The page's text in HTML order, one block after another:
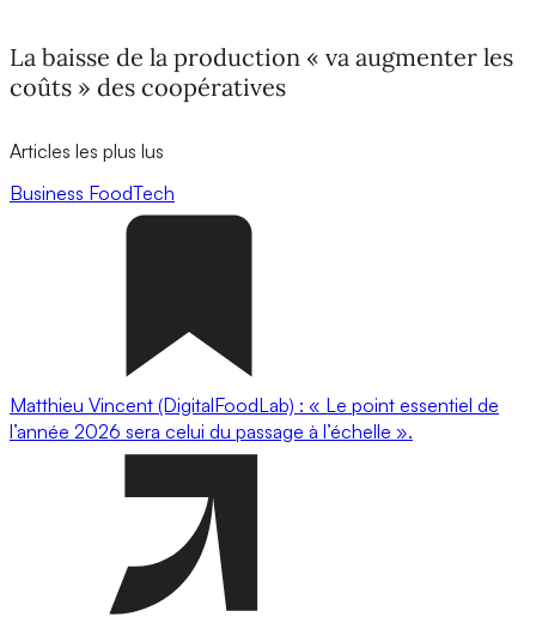
La baisse de la production « va augmenter les
coûts » des coopératives
Articles les plus lus
Business FoodTech
Matthieu Vincent (DigitalFoodLab) : « Le point essentiel de
l’année 2026 sera celui du passage à l’échelle ».